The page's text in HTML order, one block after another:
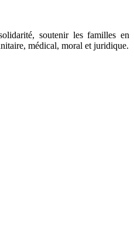
soutenir les familles en
médical, moral et juridique.